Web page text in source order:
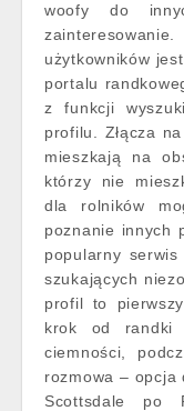
woofy do
użytkowników
portalu
z funkcji
profilu. Złącza
mieszkają na
którzy nie
dla rolników
poznanie innych
popularny
szukających
profil to
krok od randki
ciemności,
rozmowa – opcja
Scottsdale po